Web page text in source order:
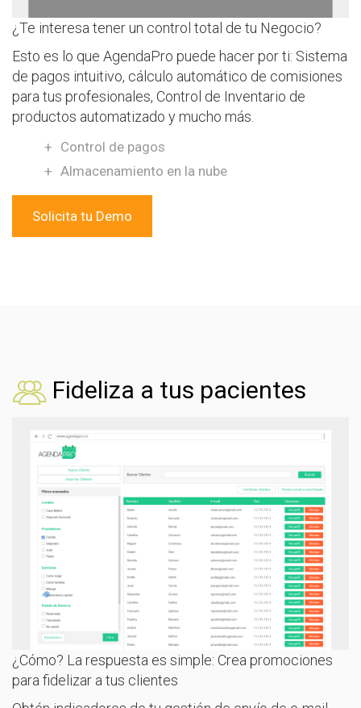
¿Te interesa tener un control total de tu Negocio?
Esto es lo que AgendaPro puede hacer por ti: Sistema
de pagos intuitivo, cálculo automático de comisiones
para tus profesionales, Control de Inventario de
productos automatizado y mucho más.
Control de pagos
Almacenamiento en la nube
Solicita tu Demo
Fideliza a tus pacientes
¿Cómo? La respuesta es simple: Crea promociones
para fidelizar a tus clientes